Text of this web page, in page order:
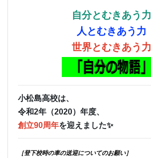
自分とむきあう力
人とむきあう力
世界とむきあう力
小松島高校は、
令和2年（2020）年度、
創立90周年を迎えました✨
［登下校時の車の送迎についてのお願い］